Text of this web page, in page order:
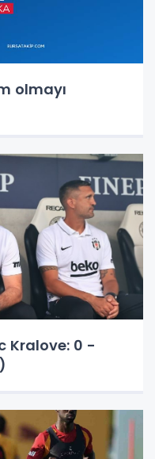
olmayı
Kralove: 0 -